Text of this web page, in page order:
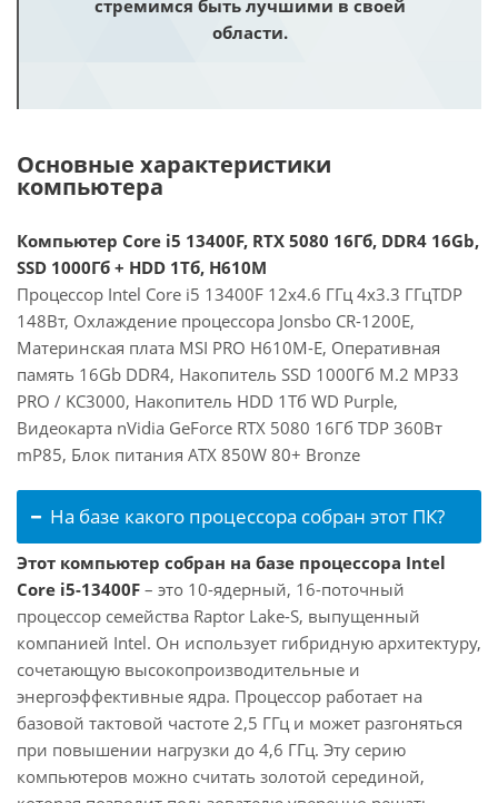
стремимся быть лучшими в своей
области.
Основные характеристики
компьютера
Компьютер Core i5 13400F, RTX 5080 16Гб, DDR4 16Gb,
SSD 1000Гб + HDD 1Тб, H610M
Процессор Intel Core i5 13400F 12x4.6 ГГц 4x3.3 ГГцTDP
148Вт, Охлаждение процессора Jonsbo CR-1200E,
Материнская плата MSI PRO H610M-E, Оперативная
память 16Gb DDR4, Накопитель SSD 1000Гб M.2 MP33
PRO / KC3000, Накопитель HDD 1Тб WD Purple,
Видеокарта nVidia GeForce RTX 5080 16Гб TDP 360Вт
mP85, Блок питания ATX 850W 80+ Bronze
На базе какого процессора собран этот ПК?
Этот компьютер собран на базе процессора Intel
Core i5-13400F – это 10-ядерный, 16-поточный
процессор семейства Raptor Lake-S, выпущенный
компанией Intel. Он использует гибридную архитектуру,
сочетающую высокопроизводительные и
энергоэффективные ядра. Процессор работает на
базовой тактовой частоте 2,5 ГГц и может разгоняться
при повышении нагрузки до 4,6 ГГц. Эту серию
компьютеров можно считать золотой серединой,